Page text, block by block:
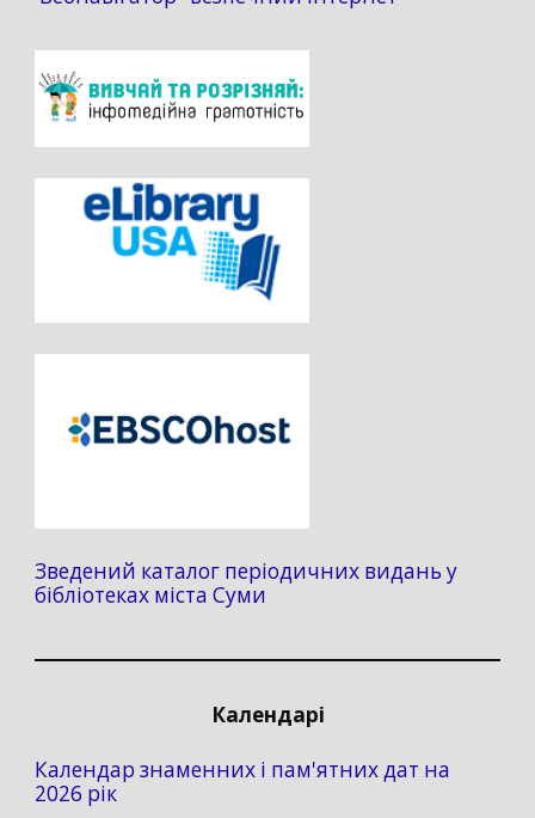
Зведений каталог періодичних видань у
бібліотеках міста Суми
Календарі
Календар знаменних і пам'ятних дат на
2026 рік